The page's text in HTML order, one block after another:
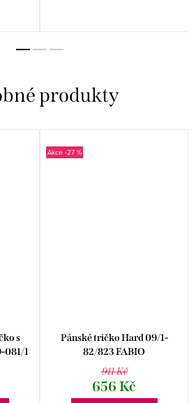
s
081/1
-27 %
Pánské tričko Hard 09/1-
82/823 FABIO
911 Kč
656 Kč